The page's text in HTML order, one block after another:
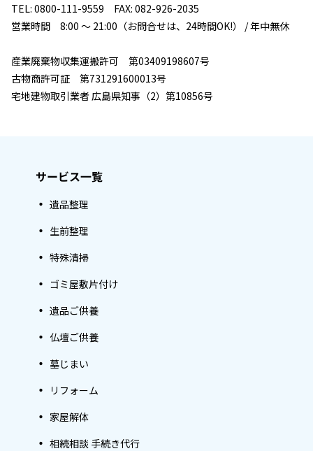
TEL: 0800-111-9559 FAX: 082-926-2035
営業時間 8:00 ～ 21:00（お問合せは、24時間OK!） / 年中無休
産業廃棄物収集運搬許可 第03409198607号
古物商許可証 第731291600013号
宅地建物取引業者 広島県知事（2）第10856号
サービス一覧
遺品整理
生前整理
特殊清掃
ゴミ屋敷片付け
遺品ご供養
仏壇ご供養
墓じまい
リフォーム
家屋解体
相続相談 手続き代行